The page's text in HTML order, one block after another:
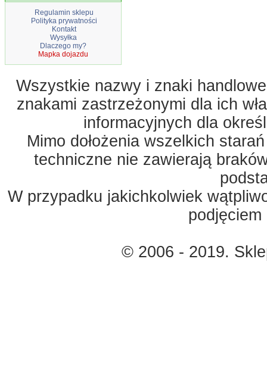
Regulamin sklepu
Polityka prywatności
Kontakt
Wysyłka
Dlaczego my?
Mapka dojazdu
Wszystkie nazwy i znaki
znakami zastrzeżonymi dla ich
informacyjnych dla
Mimo dołożenia wszelkich
techniczne nie zawierają
W przypadku jakichkolwiek
© 2006 - 2019.